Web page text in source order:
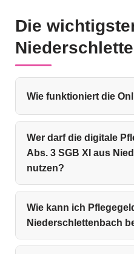
Die
Wie funktioniert die
Wer darf die digitale
Abs. 3 SGB XI aus
nutzen?
Wie kann ich
Niederschlettenbach